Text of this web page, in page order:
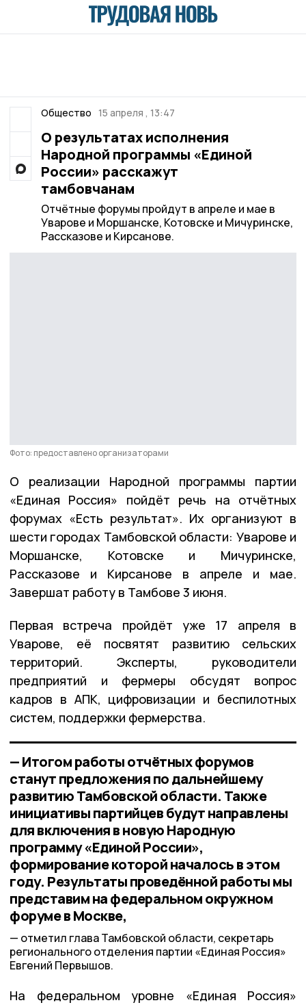
Общество 15 апреля , 13:47
О результатах исполнения
Народной программы «Единой
России» расскажут
тамбовчанам
Отчётные форумы пройдут в апреле и мае в
Уварове и Моршанске, Котовске и Мичуринске,
Рассказове и Кирсанове.
Фото: предоставлено организаторами
О реализации Народной программы партии
«Единая Россия» пойдёт речь на отчётных
форумах «Есть результат». Их организуют в
шести городах Тамбовской области: Уварове и
Моршанске, Котовске и Мичуринске,
Рассказове и Кирсанове в апреле и мае.
Завершат работу в Тамбове 3 июня.
Первая встреча пройдёт уже 17 апреля в
Уварове, её посвятят развитию сельских
территорий. Эксперты, руководители
предприятий и фермеры обсудят вопрос
кадров в АПК, цифровизации и беспилотных
систем, поддержки фермерства.
— Итогом работы отчётных форумов
станут предложения по дальнейшему
развитию Тамбовской области. Также
инициативы партийцев будут направлены
для включения в новую Народную
программу «Единой России»,
формирование которой началось в этом
году. Результаты проведённой работы мы
представим на федеральном окружном
форуме в Москве,
отметил глава Тамбовской области, секретарь
регионального отделения партии «Единая Россия»
Евгений Первышов.
На федеральном уровне «Единая Россия»